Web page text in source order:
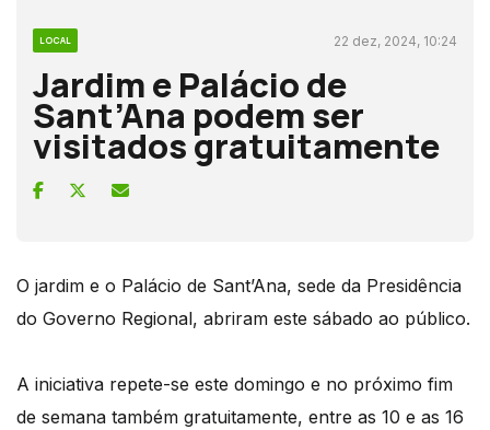
LOCAL 22 dez, 2024, 10:24
Jardim e Palácio de
Sant’Ana podem ser
visitados gratuitamente
O jardim e o Palácio de Sant’Ana, sede da Presidência
do Governo Regional, abriram este sábado ao público.
A iniciativa repete-se este domingo e no próximo fim
de semana também gratuitamente, entre as 10 e as 16